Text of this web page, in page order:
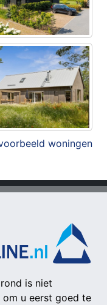
woningen
is niet
om u eerst goed te